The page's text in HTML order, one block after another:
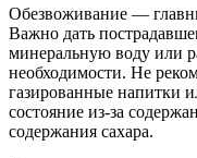
Обезвоживание —
Важно дать
минеральную воду или
необходимости. Не
газированные напитки
состояние из-за
содержания сахара.